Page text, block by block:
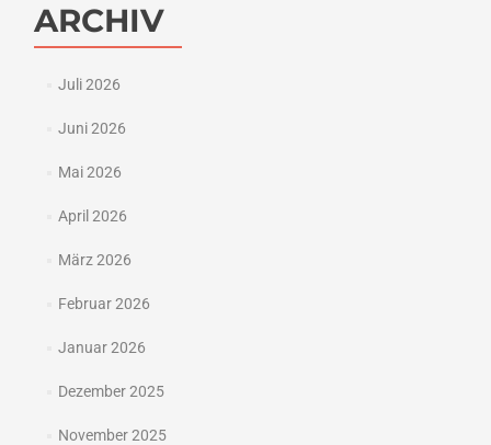
ARCHIV
Juli 2026
Juni 2026
Mai 2026
April 2026
März 2026
Februar 2026
Januar 2026
Dezember 2025
November 2025